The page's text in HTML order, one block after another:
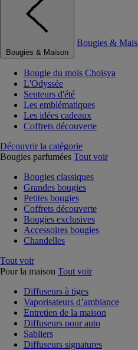
Bougies & Maison
Bougies &
Bougie du mois Choisya
L'Odyssée
Senteurs d'été
Les emblématiques
Les idées cadeaux
Coffrets découverte
Découvrir la catégorie
Bougies parfumées Tout voir
Bougies classiques
Grandes bougies
Petites bougies
Coffrets découverte
Bougies exclusives
Accessoires bougies
Chandelles
Tout voir
Pour la maison Tout voir
Diffuseurs à tiges
Vaporisateurs d’ambiance
Entretien de la maison
Diffuseurs pour auto
Sabliers
Diffuseurs signatures